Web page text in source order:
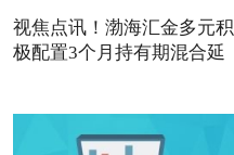
视焦点讯！渤海汇金多元积
极配置3个月持有期混合延